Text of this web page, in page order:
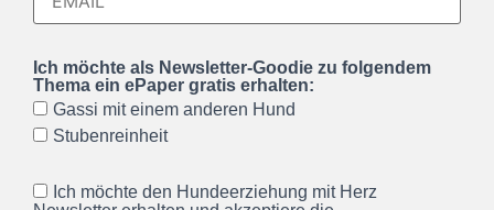
Ich möchte als Newsletter-Goodie zu folgendem
Thema ein ePaper gratis erhalten:
Gassi mit einem anderen Hund
Stubenreinheit
Ich möchte den Hundeerziehung mit Herz